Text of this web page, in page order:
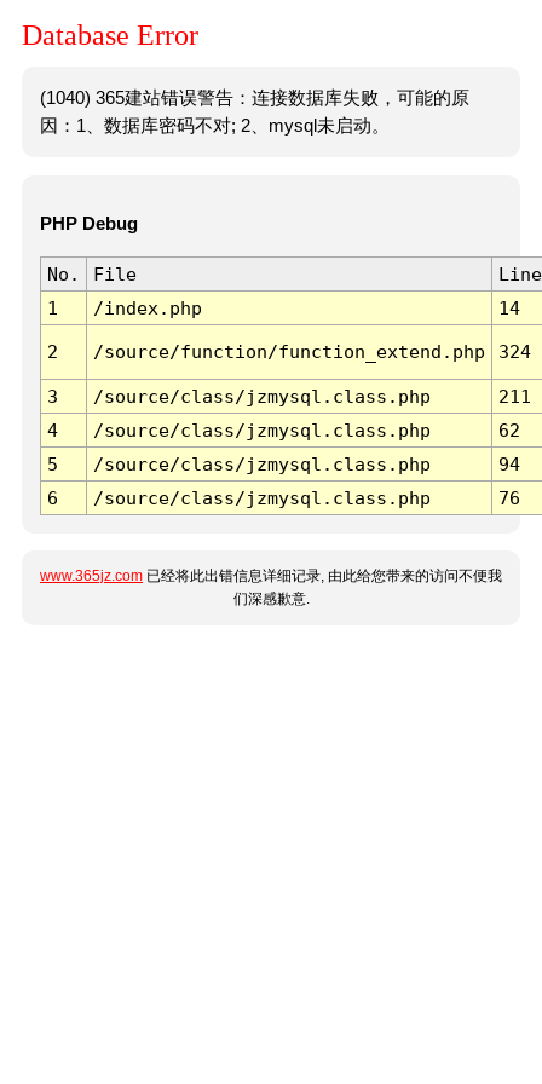
Database Error
(1040) 365建站错误警告：连接数据库失败，可能的原
因：1、数据库密码不对; 2、mysql未启动。
PHP Debug
No. File
Line
1
/index.php 14
2 /source/function/function_extend.php 324
3 /source/class/jzmysql.class.php
211
4
/source/class/jzmysql.class.php
62
5
/source/class/jzmysql.class.php
94
6
/source/class/jzmysql.class.php 76
www.365jz.com 已经将此出错信息详细记录, 由此给您带来的访问不便我
们深感歉意.